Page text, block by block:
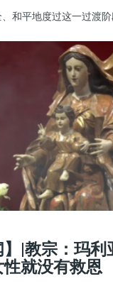
和平地度过这一过渡阶
】|教宗：玛
就没有救恩